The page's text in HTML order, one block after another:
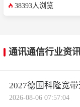
38393人浏览
通讯通信行业资
2027德国科隆宽
2026-08-06 07:57:04